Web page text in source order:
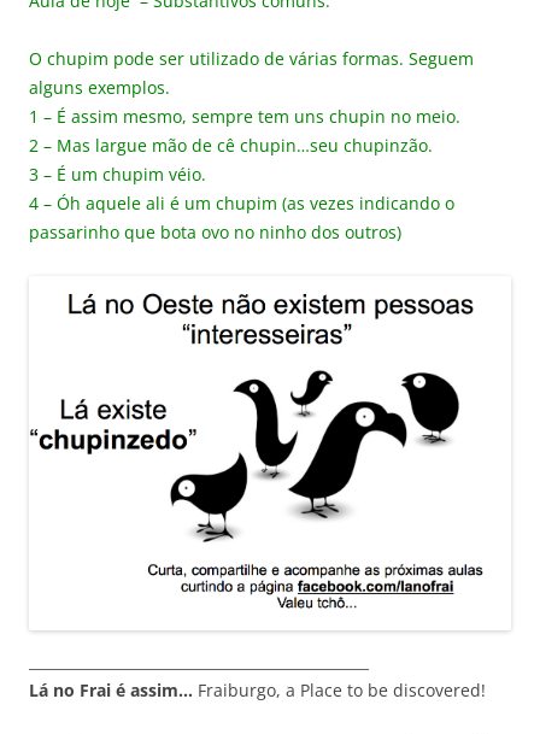
O chupim pode ser utilizado de várias formas. Seguem
alguns exemplos.
1 – É assim mesmo, sempre tem uns chupin no meio.
2 – Mas largue mão de cê chupin…seu chupinzão.
3 – É um chupim véio.
4 – Óh aquele ali é um chupim (as vezes indicando o
passarinho que bota ovo no ninho dos outros)
Lá no Frai é assim… Fraiburgo, a Place to be discovered!